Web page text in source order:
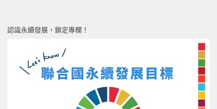
認識永續發展，鎖定專欄！